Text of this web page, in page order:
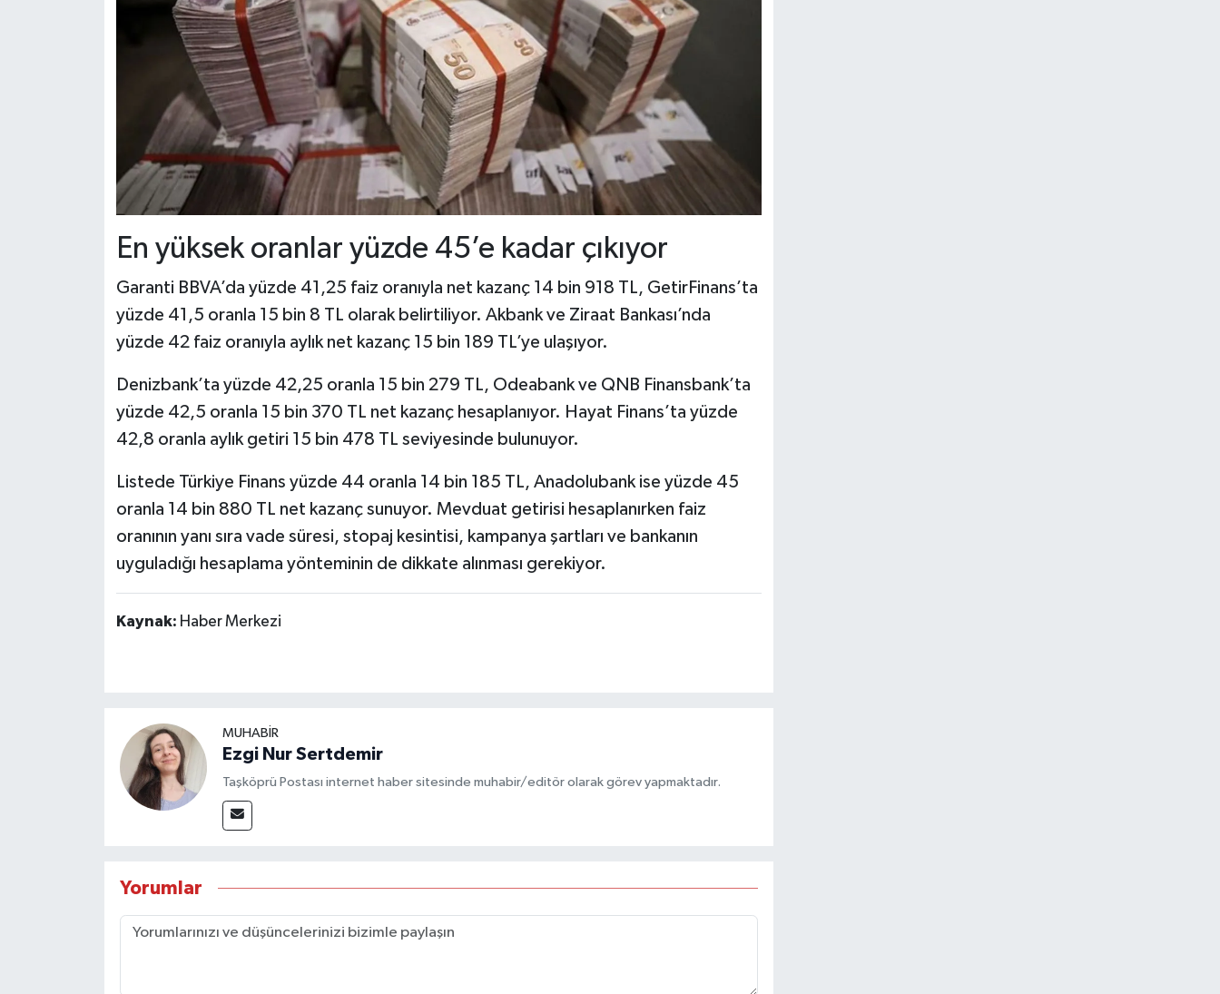
En yüksek oranlar yüzde 45’e kadar çıkıyor
Garanti BBVA’da yüzde 41,25 faiz oranıyla net kazanç 14 bin 918 TL, GetirFinans’ta
yüzde 41,5 oranla 15 bin 8 TL olarak belirtiliyor. Akbank ve Ziraat Bankası’nda
yüzde 42 faiz oranıyla aylık net kazanç 15 bin 189 TL’ye ulaşıyor.
Denizbank’ta yüzde 42,25 oranla 15 bin 279 TL, Odeabank ve QNB Finansbank’ta
yüzde 42,5 oranla 15 bin 370 TL net kazanç hesaplanıyor. Hayat Finans’ta yüzde
42,8 oranla aylık getiri 15 bin 478 TL seviyesinde bulunuyor.
Listede Türkiye Finans yüzde 44 oranla 14 bin 185 TL, Anadolubank ise yüzde 45
oranla 14 bin 880 TL net kazanç sunuyor. Mevduat getirisi hesaplanırken faiz
oranının yanı sıra vade süresi, stopaj kesintisi, kampanya şartları ve bankanın
uyguladığı hesaplama yönteminin de dikkate alınması gerekiyor.
Kaynak: Haber Merkezi
MUHABİR
Ezgi Nur Sertdemir
Taşköprü Postası internet haber sitesinde muhabir/editör olarak görev yapmaktadır.
Yorumlar